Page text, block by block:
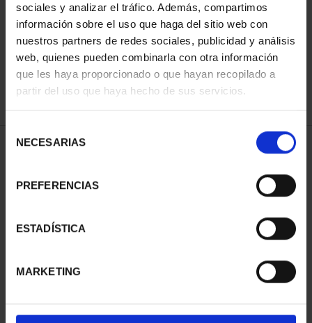
sociales y analizar el tráfico. Además, compartimos
información sobre el uso que haga del sitio web con
nuestros partners de redes sociales, publicidad y análisis
web, quienes pueden combinarla con otra información
que les haya proporcionado o que hayan recopilado a
partir del uso que haya hecho de sus servicios.
NECESARIAS
PREFERENCIAS
ESTADÍSTICA
MARKETING
ORDENAR POR:
REFINAR
1 Productos encontrados